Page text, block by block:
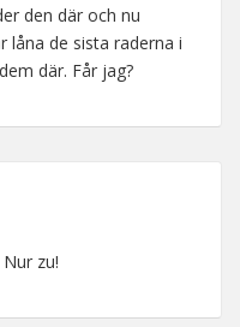
den där och nu
låna de sista raderna i
där. Får jag?
zu!